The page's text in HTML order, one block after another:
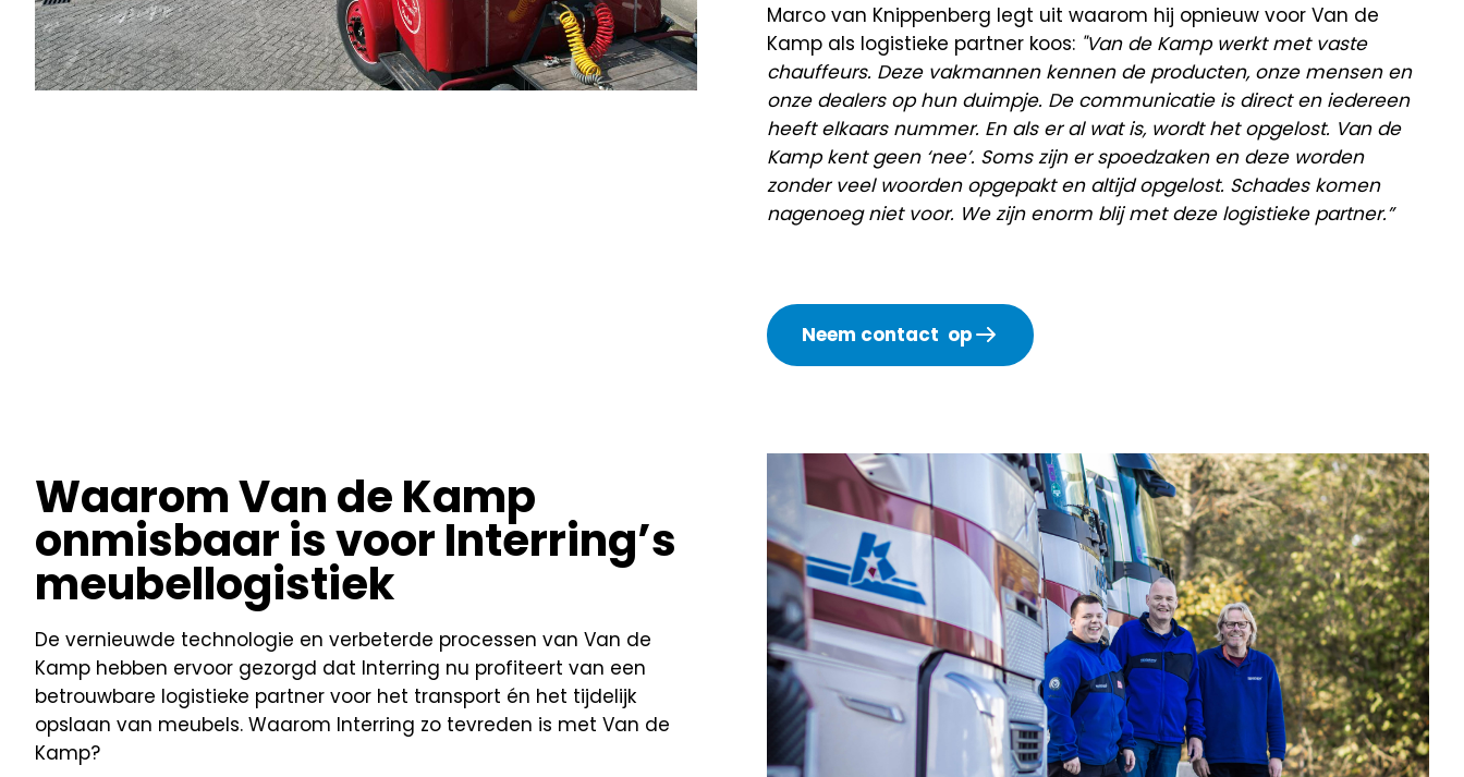
Marco van Knippenberg legt uit waarom hij opnieuw voor Van de
Kamp als logistieke partner koos: "Van de Kamp werkt met vaste
chauffeurs. Deze vakmannen kennen de producten, onze mensen en
onze dealers op hun duimpje. De communicatie is direct en iedereen
heeft elkaars nummer. En als er al wat is, wordt het opgelost. Van de
Kamp kent geen ‘nee’. Soms zijn er spoedzaken en deze worden
zonder veel woorden opgepakt en altijd opgelost. Schades komen
nagenoeg niet voor. We zijn enorm blij met deze logistieke partner.”‍
Neem contact op
Waarom Van de Kamp
onmisbaar is voor Interring’s
meubellogistiek
De vernieuwde technologie en verbeterde processen van Van de
Kamp hebben ervoor gezorgd dat Interring nu profiteert van een
betrouwbare logistieke partner voor het transport én het tijdelijk
opslaan van meubels. Waarom Interring zo tevreden is met Van de
Kamp?